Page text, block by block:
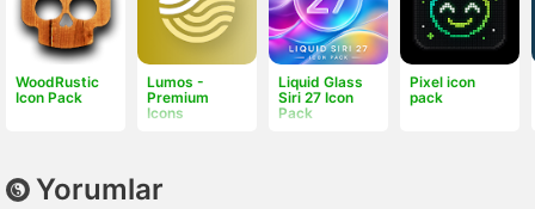
WoodRustic
Icon Pack
Lumos -
Premium
Icons
Liquid Glass
Siri 27 Icon
Pack
Pixel icon
pack
Yorumlar